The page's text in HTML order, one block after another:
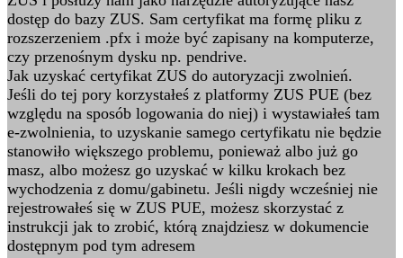
dostęp do bazy ZUS. Sam certyfikat ma formę pliku z
rozszerzeniem .pfx i może być zapisany na komputerze,
czy przenośnym dysku np. pendrive.
Jak uzyskać certyfikat ZUS do autoryzacji zwolnień.
Jeśli do tej pory korzystałeś z platformy ZUS PUE (bez
względu na sposób logowania do niej) i wystawiałeś tam
e-zwolnienia, to uzyskanie samego certyfikatu nie będzie
stanowiło większego problemu, ponieważ albo już go
masz, albo możesz go uzyskać w kilku krokach bez
wychodzenia z domu/gabinetu. Jeśli nigdy wcześniej nie
rejestrowałeś się w ZUS PUE, możesz skorzystać z
instrukcji jak to zrobić, którą znajdziesz w dokumencie
dostępnym pod tym adresem